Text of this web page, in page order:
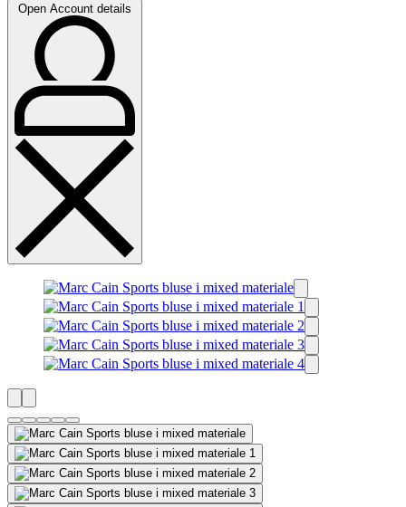
Open Account details